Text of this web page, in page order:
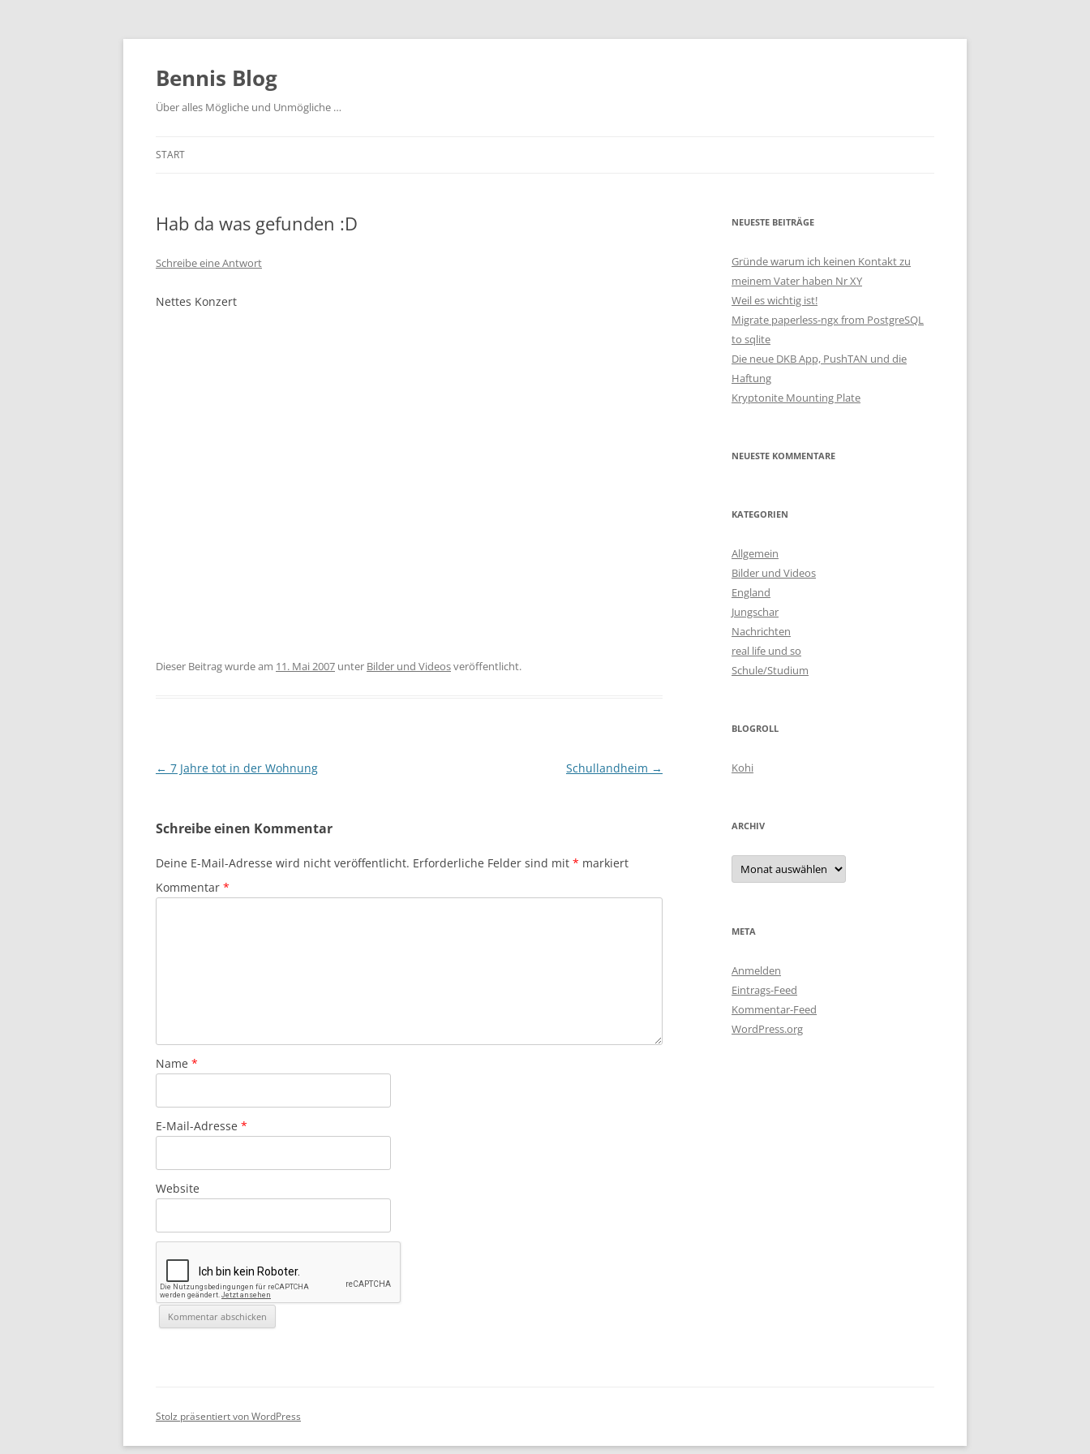
Zum
Bennis Blog
Über alles Mögliche und Unmögliche …
START
Hab da was gefunden :D
Schreibe eine Antwort
Nettes Konzert
Dieser Beitrag wurde am 11. Mai 2007 unter Bilder und Videosveröffentlicht.
Beitragsnavigation
← 7 Jahre tot in der Wohnung Schullandheim →
Schreibe einen Kommentar
Deine E-Mail-Adresse wird nicht veröffentlicht. Erforderliche Felder sind mit * markiert
Kommentar *
Name *
E-Mail-Adresse *
Website
NEUESTE BEITRÄGE
Gründe warum ich keinen Kontakt zu
meinem Vater haben Nr XY
Weil es wichtig ist!
Migrate paperless-ngx from PostgreSQL
to sqlite
Die neue DKB App, PushTAN und die
Haftung
Kryptonite Mounting Plate
NEUESTE KOMMENTARE
KATEGORIEN
Allgemein
Bilder und Videos
England
Jungschar
Nachrichten
real life und so
Schule/Studium
BLOGROLL
Kohi
ARCHIV
Archiv
META
Anmelden
Eintrags-Feed
Kommentar-Feed
WordPress.org
Stolz präsentiert von WordPress